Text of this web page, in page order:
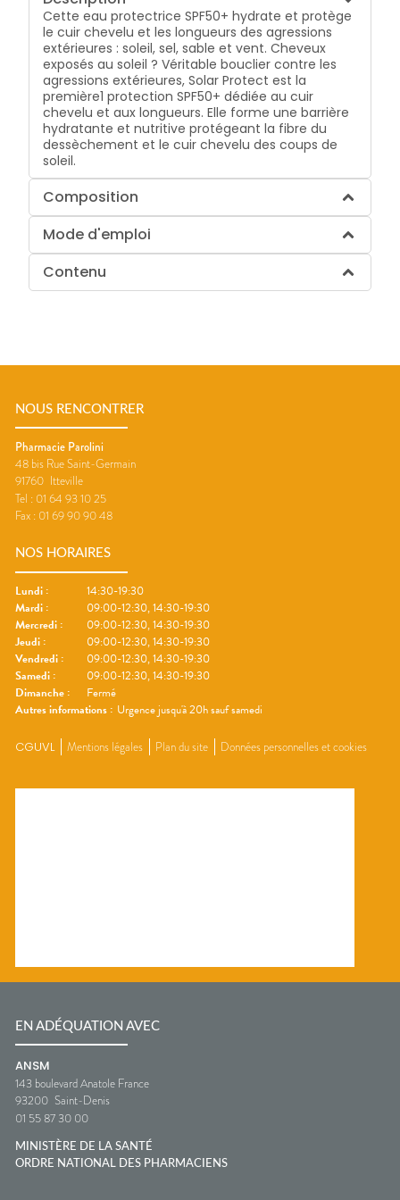
Cette eau protectrice SPF50+ hydrate et protège
le cuir chevelu et les longueurs des agressions
extérieures : soleil, sel, sable et vent. Cheveux
exposés au soleil ? Véritable bouclier contre les
agressions extérieures, Solar Protect est la
première1 protection SPF50+ dédiée au cuir
chevelu et aux longueurs. Elle forme une barrière
hydratante et nutritive protégeant la fibre du
dessèchement et le cuir chevelu des coups de
soleil.
Composition
Mode d'emploi
Contenu
NOUS RENCONTRER
Pharmacie Parolini
48 bis Rue Saint-Germain
91760 Itteville
Tel : 01 64 93 10 25
Fax : 01 69 90 90 48
NOS HORAIRES
Lundi :
14:30-19:30
Mardi :
09:00-12:30, 14:30-19:30
Mercredi :
09:00-12:30, 14:30-19:30
Jeudi :
09:00-12:30, 14:30-19:30
Vendredi :
09:00-12:30, 14:30-19:30
Samedi :
09:00-12:30, 14:30-19:30
Dimanche :
Fermé
Autres informations : Urgence jusqu'à 20h sauf samedi
CGUVL Mentions légales Plan du site Données personnelles et cookies
EN ADÉQUATION AVEC
ANSM
143 boulevard Anatole France
93200 Saint-Denis
01 55 87 30 00
MINISTÈRE DE LA SANTÉ
ORDRE NATIONAL DES PHARMACIENS